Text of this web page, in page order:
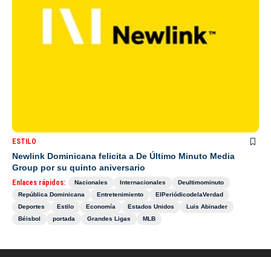
ESTILO
Newlink Dominicana felicita a De Último Minuto Media
Group por su quinto aniversario
Enlaces rápidos: Nacionales Internacionales
Deultimominuto
República Dominicana
Entretenimiento
ElPeriódicodelaVerdad
Deportes
Estilo Economía Estados Unidos
Luis Abinader
Béisbol
portada Grandes Ligas MLB